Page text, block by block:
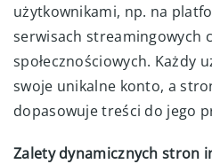
użytkownikami, np. na
serwisach streamingowych
społecznościowych. Każdy
swoje unikalne konto, a
dopasowuje treści do jego
Zalety dynamicznych stron